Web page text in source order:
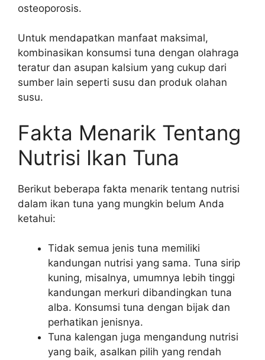
osteoporosis.
Untuk mendapatkan manfaat maksimal,
kombinasikan konsumsi tuna dengan olahraga
teratur dan asupan kalsium yang cukup dari
sumber lain seperti susu dan produk olahan
susu.
Fakta Menarik Tentang
Nutrisi Ikan Tuna
Berikut beberapa fakta menarik tentang nutrisi
dalam ikan tuna yang mungkin belum Anda
ketahui:
Tidak semua jenis tuna memiliki
kandungan nutrisi yang sama. Tuna sirip
kuning, misalnya, umumnya lebih tinggi
kandungan merkuri dibandingkan tuna
alba. Konsumsi tuna dengan bijak dan
perhatikan jenisnya.
Tuna kalengan juga mengandung nutrisi
yang baik, asalkan pilih yang rendah